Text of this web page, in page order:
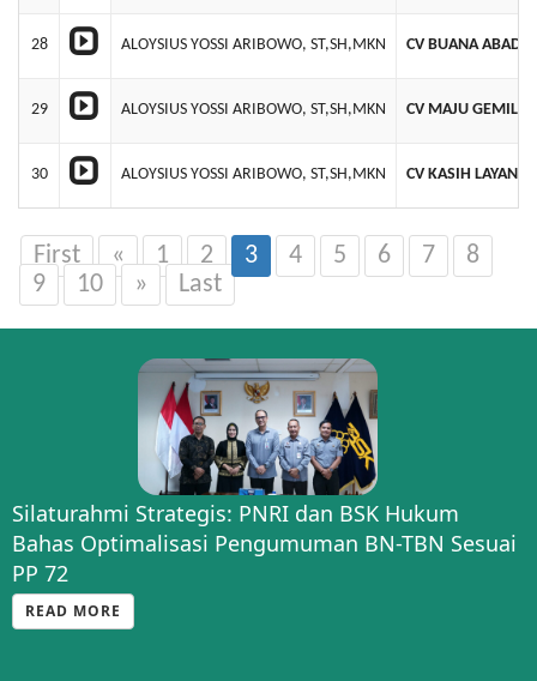
28 ALOYSIUS YOSSI ARIBOWO, ST,SH,MKN CV BUANA ABADI
29 ALOYSIUS YOSSI ARIBOWO, ST,SH,MKN CV MAJU
30 ALOYSIUS YOSSI ARIBOWO, ST,SH,MKN CV KASIH
First « 1 2 3 4 5 6 7
8
9
10 » Last
Silaturahmi Strategis: PNRI dan BSK Hukum
Bahas Optimalisasi Pengumuman BN-TBN Sesuai
PP 72
READ MORE